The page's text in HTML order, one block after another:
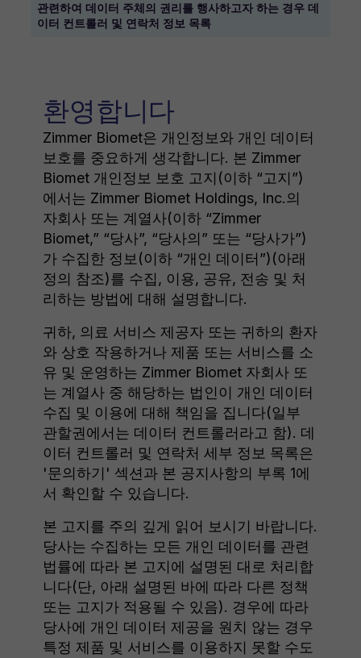
관련하여 데이터 주체의 권리를 행사하고자 하는 경우 데
이터 컨트롤러 및 연락처 정보 목록
환영합니다
Zimmer Biomet은 개인정보와 개인 데이터
보호를 중요하게 생각합니다. 본 Zimmer
Biomet 개인정보 보호 고지(이하 “고지”)
에서는 Zimmer Biomet Holdings, Inc.의
자회사 또는 계열사(이하 “Zimmer
Biomet,” “당사”, “당사의” 또는 “당사가”)
가 수집한 정보(이하 “개인 데이터”)(아래
정의 참조)를 수집, 이용, 공유, 전송 및 처
리하는 방법에 대해 설명합니다.
귀하, 의료 서비스 제공자 또는 귀하의 환자
와 상호 작용하거나 제품 또는 서비스를 소
유 및 운영하는 Zimmer Biomet 자회사 또
는 계열사 중 해당하는 법인이 개인 데이터
수집 및 이용에 대해 책임을 집니다(일부
관할권에서는 데이터 컨트롤러라고 함). 데
이터 컨트롤러 및 연락처 세부 정보 목록은
'문의하기' 섹션과 본 공지사항의 부록 1에
서 확인할 수 있습니다.
본 고지를 주의 깊게 읽어 보시기 바랍니다.
당사는 수집하는 모든 개인 데이터를 관련
법률에 따라 본 고지에 설명된 대로 처리합
니다(단, 아래 설명된 바에 따라 다른 정책
또는 고지가 적용될 수 있음). 경우에 따라
당사에 개인 데이터 제공을 원치 않는 경우
특정 제품 및 서비스를 이용하지 못할 수도